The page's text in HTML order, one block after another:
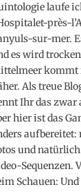
laufe
près-
sur-mer.
es wird
Als treue
Ihr das zwar
hier ist das
und
Sequenzen.
Schauen: